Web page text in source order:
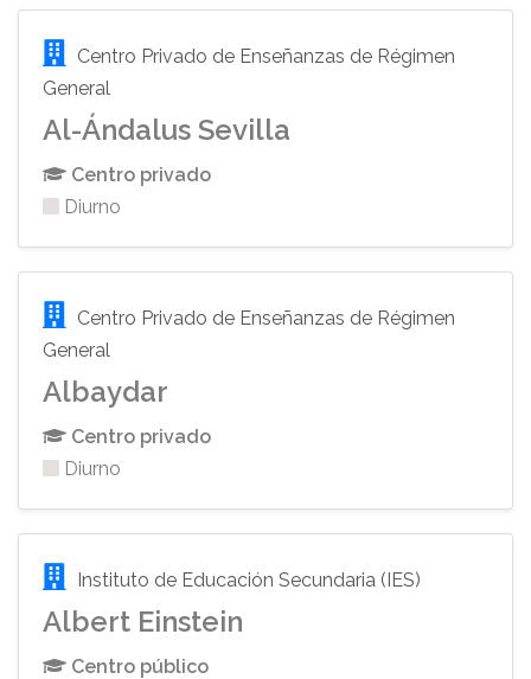
Centro Privado de Enseñanzas de Régimen
General
Al-Ándalus Sevilla
Centro privado
Diurno
Centro Privado de Enseñanzas de Régimen
General
Albaydar
Centro privado
Diurno
Instituto de Educación Secundaria (IES)
Albert Einstein
Centro público